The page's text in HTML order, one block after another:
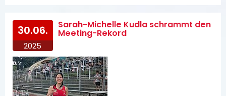
30.06.
2025
Sarah-Michelle Kudla schrammt den
Meeting-Rekord